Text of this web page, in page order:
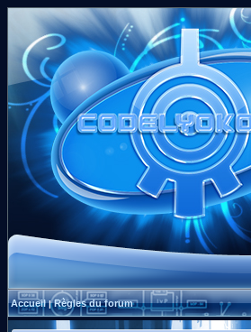
Accueil|Règles du forum